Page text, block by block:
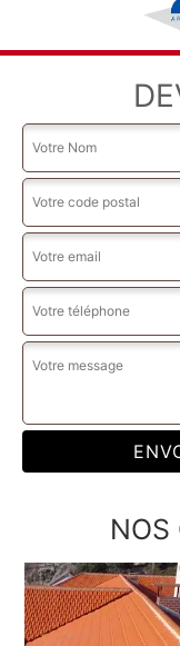
NOS